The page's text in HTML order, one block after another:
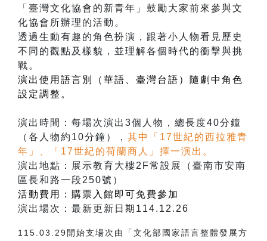
「臺灣文化協會的新青年」鼓勵大家前來參與文
化協會所辦理的活動。
透過生動有趣的角色扮演，跟著小人物看見歷史
不同的觀點及樣貌，並理解各個時代的衝擊與挑
戰。
演出使用語言別（華語、臺灣台語）隨劇中角色
設定調整。
演出時間：每場次演出3個人物，總長度40分鐘
（各人物約10分鐘）， 其中「17世紀的西拉雅青
年」、「17世紀的荷蘭商人」擇一演出。
演出地點：展示教育大樓2F常設展（臺南市安南
區長和路一段250號）
活動費用：購票入館即可免費參加
演出場次：最新更新日期114.12.26
115.03.29開始支場次由「文化部國家語言整體發展方